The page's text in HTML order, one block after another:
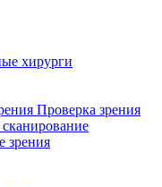
хирурги
Проверка зрения
зрения